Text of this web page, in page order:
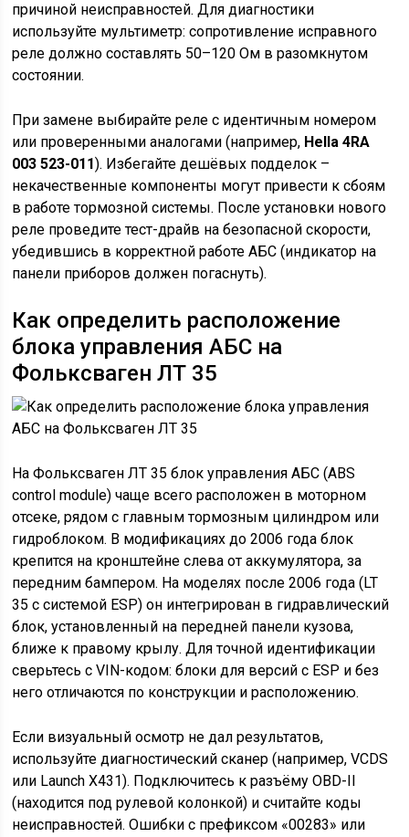
причиной неисправностей. Для диагностики
используйте мультиметр: сопротивление исправного
реле должно составлять 50–120 Ом в разомкнутом
состоянии.
При замене выбирайте реле с идентичным номером
или проверенными аналогами (например, Hella 4RA
003 523-011). Избегайте дешёвых подделок –
некачественные компоненты могут привести к сбоям
в работе тормозной системы. После установки нового
реле проведите тест-драйв на безопасной скорости,
убедившись в корректной работе АБС (индикатор на
панели приборов должен погаснуть).
Как определить расположение
блока управления АБС на
Фольксваген ЛТ 35
На Фольксваген ЛТ 35 блок управления АБС (ABS
control module) чаще всего расположен в моторном
отсеке, рядом с главным тормозным цилиндром или
гидроблоком. В модификациях до 2006 года блок
крепится на кронштейне слева от аккумулятора, за
передним бампером. На моделях после 2006 года (LT
35 с системой ESP) он интегрирован в гидравлический
блок, установленный на передней панели кузова,
ближе к правому крылу. Для точной идентификации
сверьтесь с VIN-кодом: блоки для версий с ESP и без
него отличаются по конструкции и расположению.
Если визуальный осмотр не дал результатов,
используйте диагностический сканер (например, VCDS
или Launch X431). Подключитесь к разъёму OBD-II
(находится под рулевой колонкой) и считайте коды
неисправностей. Ошибки с префиксом «00283» или